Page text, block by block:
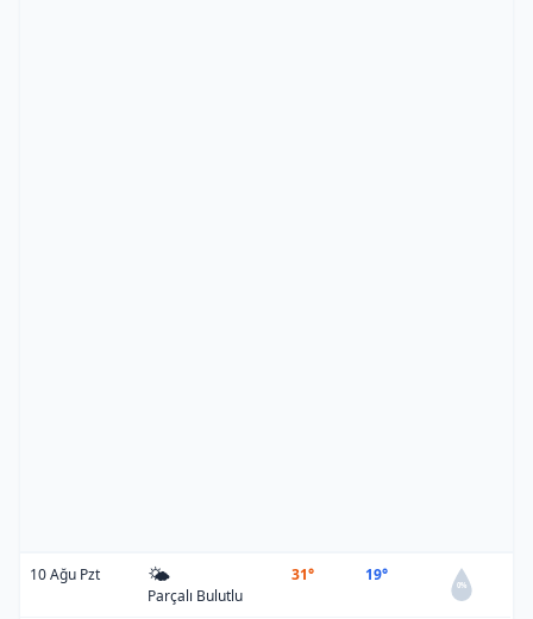
10 Ağu Pzt 🌤️
Parçalı Bulutlu
31° 19°
0%